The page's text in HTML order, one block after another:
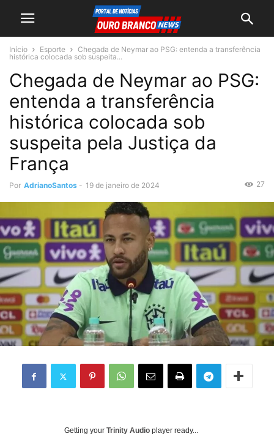
Início Esporte
Chegada de Neymar ao PSG: entenda a transferência
histórica colocada sob suspeita...
Chegada de Neymar ao PSG:
entenda a transferência
histórica colocada sob
suspeita pela Justiça da
França
Por AdrianoSantos - 19 de janeiro de 2024 27
Getting your Trinity Audio player ready...